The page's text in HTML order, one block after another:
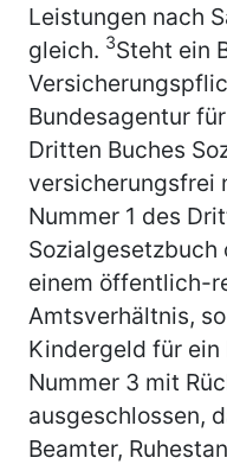
Leistungen nach
gleich. 3Steht ein
Bundesagentur
Dritten Buches
versicherungsfrei
Nummer 1 des
Sozialgesetzbuch
einem öffentlich-
Amtsverhältnis,
Kindergeld für ein
Nummer 3 mit
ausgeschlossen,
Beamter,